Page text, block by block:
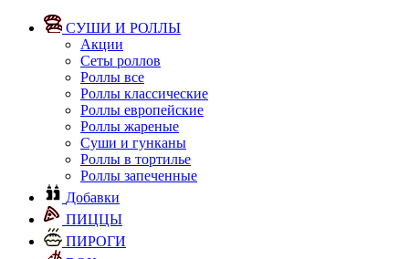
СУШИ И РОЛЛЫ
Акции
Сеты роллов
Роллы все
Роллы классические
Роллы европейские
Роллы жареные
Суши и гунканы
Роллы в тортилье
Роллы запеченные
Добавки
ПИЦЦЫ
ПИРОГИ